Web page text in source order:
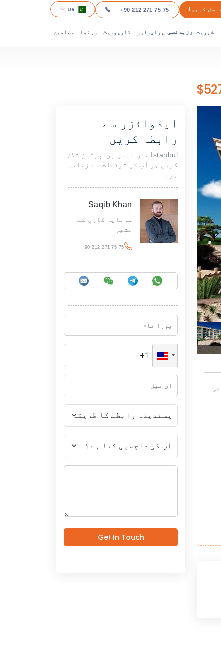
کریں! +90 212 271 75 75
UR
شہریت رزیدنسی پراپرٹیز کارپوریٹ رہنما مضامین
ایڈوائزر سے
رابطہ کریں
Istanbul میں ایسی پراپرٹیز تلاش
کریں جو آپ کی توقعات سے زیادہ
ہو۔
Saqib Khan
سرمایہ کاری کے
مشیر
+90 212 271 75 75
Get In Touch